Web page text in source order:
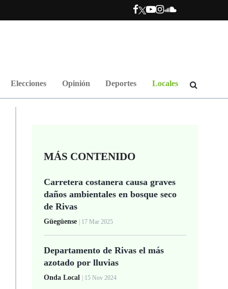
Elecciones Opinión Deportes Locales
MÁS CONTENIDO
Carretera costanera causa graves
daños ambientales en bosque seco
de Rivas
Güegüense | 17 Mar 2025
Departamento de Rivas el más
azotado por lluvias
Onda Local | 15 Nov 2024